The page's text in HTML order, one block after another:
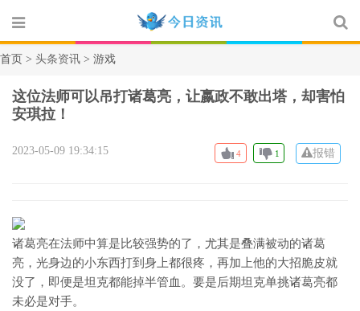
首页 > 头条资讯 > 游戏
这位法师可以吊打诸葛亮，让嬴政不敢出塔，却害怕
安琪拉！
4 1 报错
2023-05-09 19:34:15
诸葛亮在法师中算是比较强势的了，尤其是叠满被动的诸葛
亮，光身边的小东西打到身上都很疼，再加上他的大招脆皮就
没了，即便是坦克都能掉半管血。要是后期坦克单挑诸葛亮都
未必是对手。